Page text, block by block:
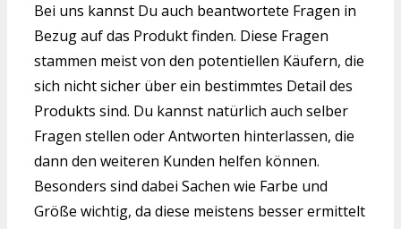
Bei uns kannst Du auch beantwortete Fragen in
Bezug auf das Produkt finden. Diese Fragen
stammen meist von den potentiellen Käufern, die
sich nicht sicher über ein bestimmtes Detail des
Produkts sind. Du kannst natürlich auch selber
Fragen stellen oder Antworten hinterlassen, die
dann den weiteren Kunden helfen können.
Besonders sind dabei Sachen wie Farbe und
Größe wichtig, da diese meistens besser ermittelt